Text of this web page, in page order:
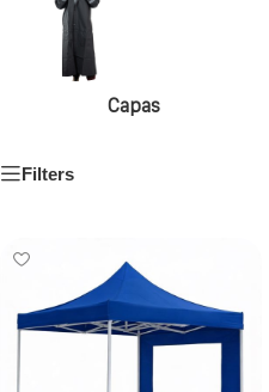
Capas
Filters